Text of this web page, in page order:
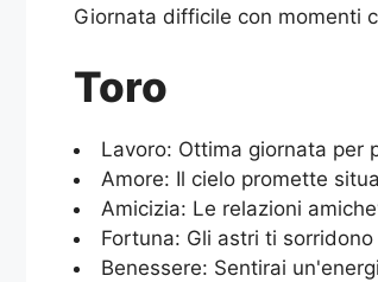
Giornata difficile con momenti
Toro
Lavoro: Ottima giornata per
Amore: Il cielo promette
Amicizia: Le relazioni
Fortuna: Gli astri ti
Benessere: Sentirai